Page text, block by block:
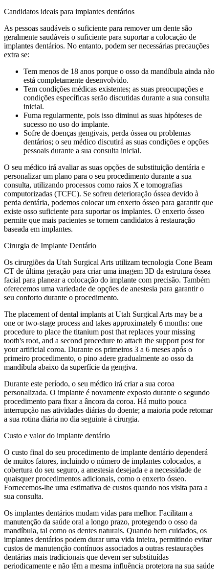
Candidatos ideais para implantes dentários
As pessoas saudáveis ​​o suficiente para remover um dente são
geralmente saudáveis ​​o suficiente para suportar a colocação de
implantes dentários. No entanto, podem ser necessárias precauções
extra se:
Tem menos de 18 anos porque o osso da mandíbula ainda não
está completamente desenvolvido.
Tem condições médicas existentes; as suas preocupações e
condições específicas serão discutidas durante a sua consulta
inicial.
Fuma regularmente, pois isso diminui as suas hipóteses de
sucesso no uso do implante.
Sofre de doenças gengivais, perda óssea ou problemas
dentários; o seu médico discutirá as suas condições e opções
pessoais durante a sua consulta inicial.
O seu médico irá avaliar as suas opções de substituição dentária e
personalizar um plano para o seu procedimento durante a sua
consulta, utilizando processos como raios X e tomografias
computorizadas (TCFC). Se sofreu deterioração óssea devido à
perda dentária, podemos colocar um enxerto ósseo para garantir que
existe osso suficiente para suportar os implantes. O enxerto ósseo
permite que mais pacientes se tornem candidatos à restauração
baseada em implantes.
Cirurgia de Implante Dentário
Os cirurgiões da Utah Surgical Arts utilizam tecnologia Cone Beam
CT de última geração para criar uma imagem 3D da estrutura óssea
facial para planear a colocação do implante com precisão. Também
oferecemos uma variedade de opções de anestesia para garantir o
seu conforto durante o procedimento.
The placement of dental implants at Utah Surgical Arts may be a
one or two-stage process and takes approximately 6 months: one
procedure to place the titanium post that replaces your missing
tooth's root, and a second procedure to attach the support post for
your artificial coroa. Durante os primeiros 3 a 6 meses após o
primeiro procedimento, o pino adere gradualmente ao osso da
mandíbula abaixo da superfície da gengiva.
Durante este período, o seu médico irá criar a sua coroa
personalizada. O implante é novamente exposto durante o segundo
procedimento para fixar a âncora da coroa. Há muito pouca
interrupção nas atividades diárias do doente; a maioria pode retomar
a sua rotina diária no dia seguinte à cirurgia.
Custo e valor do implante dentário
O custo final do seu procedimento de implante dentário dependerá
de muitos fatores, incluindo o número de implantes colocados, a
cobertura do seu seguro, a anestesia desejada e a necessidade de
quaisquer procedimentos adicionais, como o enxerto ósseo.
Fornecemos-lhe uma estimativa de custos quando nos visita para a
sua consulta.
Os implantes dentários mudam vidas para melhor. Facilitam a
manutenção da saúde oral a longo prazo, protegendo o osso da
mandíbula, tal como os dentes naturais. Quando bem cuidados, os
implantes dentários podem durar uma vida inteira, permitindo evitar
custos de manutenção contínuos associados a outras restaurações
dentárias mais tradicionais que devem ser substituídas
periodicamente e não têm a mesma influência protetora na sua saúde